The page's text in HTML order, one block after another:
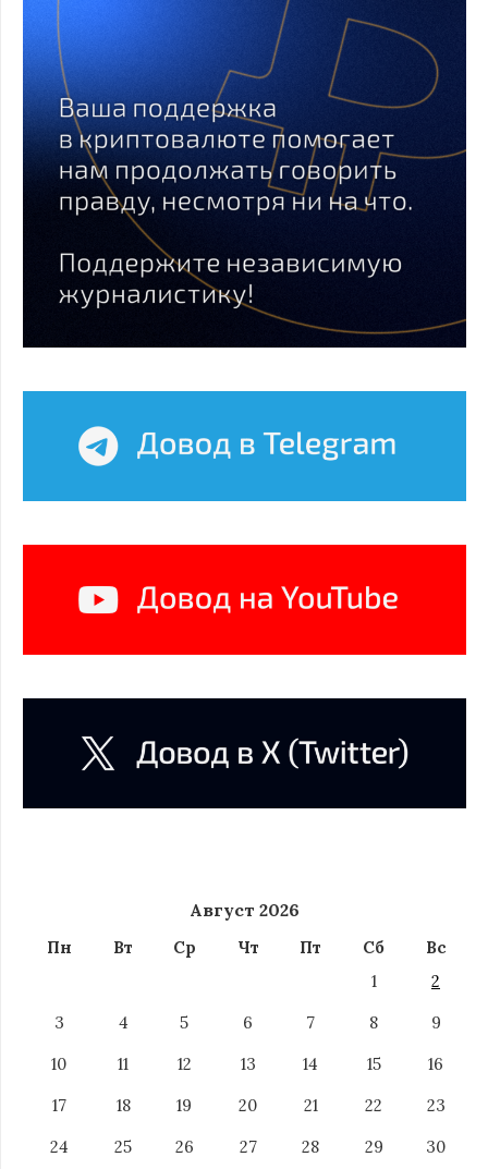
Август 2026
Пн Вт Ср Чт Пт Сб
Вс
1
2
3
4 5 6 7 8
9
10
11 12 13 14 15
16
17
18 19 20 21 22
23
24
25 26 27 28 29
30